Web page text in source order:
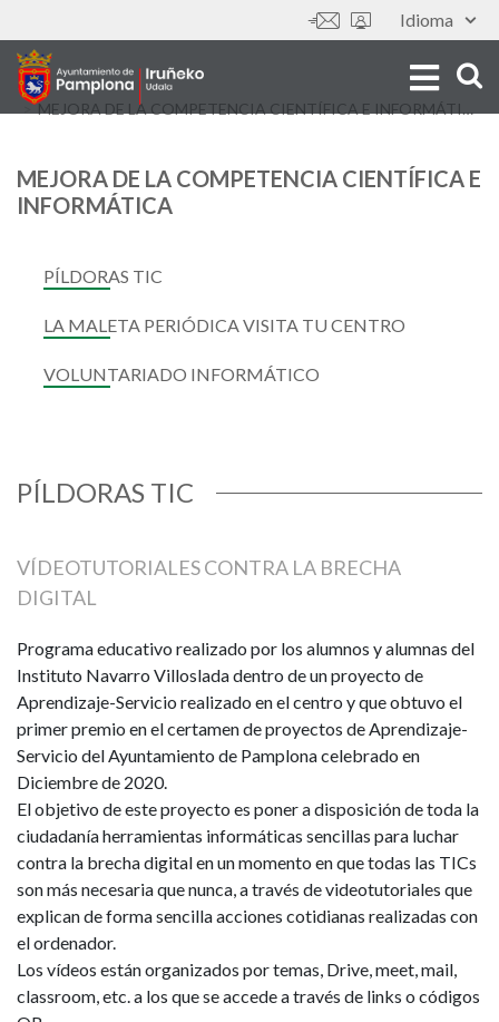
to
main
content
Idioma
Tools
MEJORA DE LA COMPETENCIA CIENTÍFICA E
INFORMÁTICA
PÍLDORAS TIC
LA MALETA PERIÓDICA VISITA TU CENTRO
VOLUNTARIADO INFORMÁTICO
PÍLDORAS TIC
VÍDEOTUTORIALES CONTRA LA BRECHA
DIGITAL
Programa educativo realizado por los alumnos y alumnas del
Instituto Navarro Villoslada dentro de un proyecto de
Aprendizaje-Servicio realizado en el centro y que obtuvo el
primer premio en el certamen de proyectos de Aprendizaje-
Servicio del Ayuntamiento de Pamplona celebrado en
Diciembre de 2020.
El objetivo de este proyecto es poner a disposición de toda la
ciudadanía herramientas informáticas sencillas para luchar
contra la brecha digital en un momento en que todas las TICs
son más necesaria que nunca, a través de videotutoriales que
explican de forma sencilla acciones cotidianas realizadas con
el ordenador.
Los vídeos están organizados por temas, Drive, meet, mail,
classroom, etc. a los que se accede a través de links o códigos